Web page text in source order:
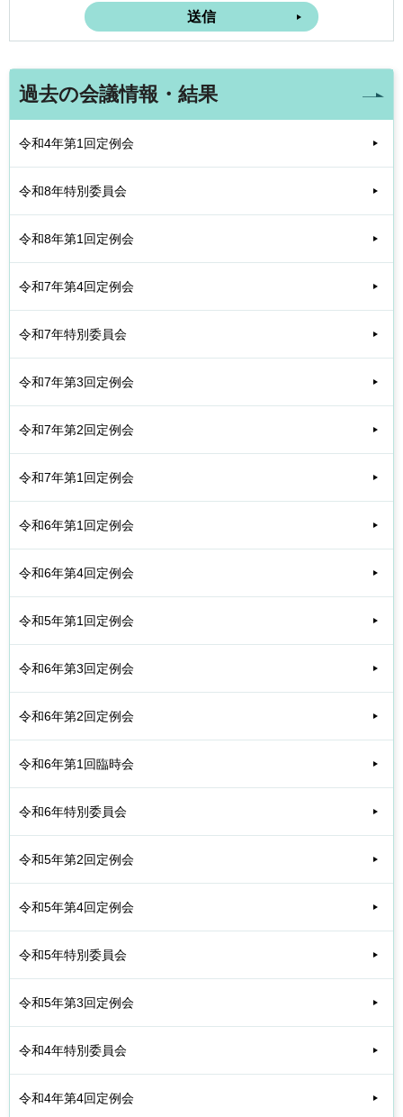
過去の会議情報・結果
令和4年第1回定例会
令和8年特別委員会
令和8年第1回定例会
令和7年第4回定例会
令和7年特別委員会
令和7年第3回定例会
令和7年第2回定例会
令和7年第1回定例会
令和6年第1回定例会
令和6年第4回定例会
令和5年第1回定例会
令和6年第3回定例会
令和6年第2回定例会
令和6年第1回臨時会
令和6年特別委員会
令和5年第2回定例会
令和5年第4回定例会
令和5年特別委員会
令和5年第3回定例会
令和4年特別委員会
令和4年第4回定例会